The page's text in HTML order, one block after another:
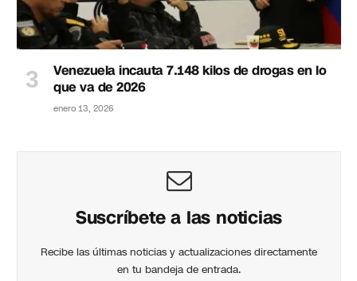
Venezuela incauta 7.148 kilos de drogas en lo
que va de 2026
enero 13, 2026
Suscríbete a las noticias
Recibe las últimas noticias y actualizaciones directamente
en tu bandeja de entrada.